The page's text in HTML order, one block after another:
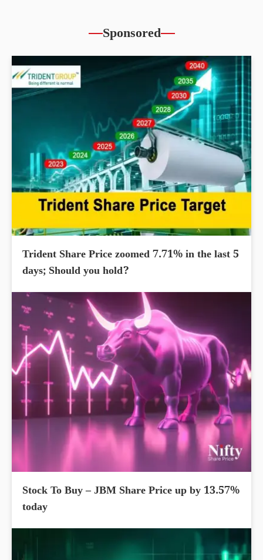
Sponsored
Trident Share Price zoomed 7.71% in the last 5
days; Should you hold?
Stock To Buy – JBM Share Price up by 13.57%
today